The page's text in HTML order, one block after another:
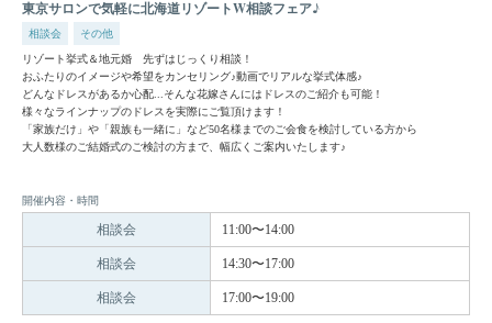
東京サロンで気軽に北海道リゾートW相談フェア♪
相談会 その他
リゾート挙式＆地元婚 先ずはじっくり相談！
おふたりのイメージや希望をカンセリング♪動画でリアルな挙式体感♪
どんなドレスがあるか心配...そんな花嫁さんにはドレスのご紹介も可能！
様々なラインナップのドレスを実際にご覧頂けます！
「家族だけ」や「親族も一緒に」など50名様までのご会食を検討している方から
大人数様のご結婚式のご検討の方まで、幅広くご案内いたします♪
開催内容・時間
相談会 11:00〜14:00
相談会 14:30〜17:00
相談会 17:00〜19:00